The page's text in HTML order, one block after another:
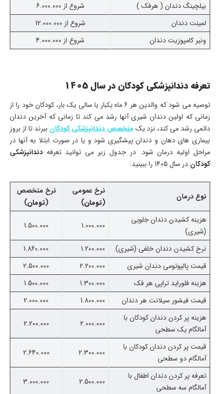
بیلچینگ دندان ( هرفک )
شروع از 6.000.000
لمینت دندان
شروع از 12.000.000
ونیر کامپوزیت دندان
شروع از 4.000.000
تعرفه دندانپزشکی کودکان در سال 1405
توصیه می شود که والدین هر 6 ماه یکبار یا سالی یک بار، کودکان خود را از
زمانی که اولین دندان شیری آنها رشد می کند تا زمانی که آخرین دندان
دائمی رشد می کند، نزد یکمتخصص دندانپزشکی کودکان ببرند تا از بروز
بیماری های دهان و دندان پیشگیری شود و یا در صورت ابتلا به آنها در
مراحل اولیه درمان شود. در جدول زیر می توانید تعرفه دندانپزشکی
کودکان در سال 1405 را ببینید:
نوع درمان
نرخ عمومی
(تومان)
نرخ متخصص
(تومان)
هزینه کشیدن دندان جلویی
(شیری)
1.000.000
1.500.000
نرخ کشیدن دندان خلفی (شیری) 1.200.000
1.860.000
قیمت پالپوتومی دندان شیرى
2.200.000
2.500.000
هزینه فلوراید تراپی هر فک
1.300.000
1.500.000
قیمت فیشور سیلانت هر دندان
1.800.000
2.000.000
هزینه پر کردن دندان کودکان با
آمالگام یک سطحی
2.000.000
2.200.000
قیمت پر کردن دندان کودکان با
آمالگام دو سطحی
2.300.000
2.640.000
تعرفه پر کردن دندان اطفال با
آمالگام سه سطحی
2.500.000
3.000.000